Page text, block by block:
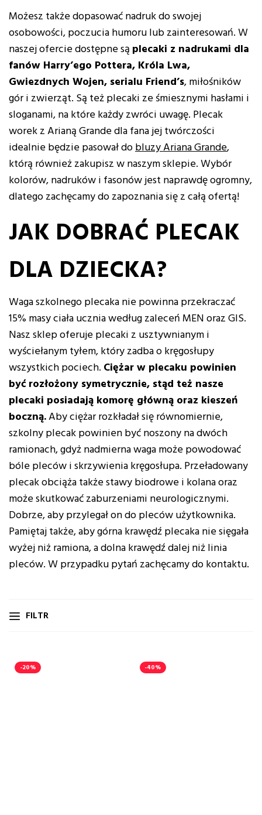
Możesz także dopasować nadruk do swojej
osobowości, poczucia humoru lub zainteresowań. W
naszej ofercie dostępne są plecaki z nadrukami dla
fanów Harry’ego Pottera, Króla Lwa,
Gwiezdnych Wojen, serialu Friend’s, miłośników
gór i zwierząt. Są też plecaki ze śmiesznymi hasłami i
sloganami, na które każdy zwróci uwagę. Plecak
worek z Arianą Grande dla fana jej twórczości
idealnie będzie pasował dobluzy Ariana Grande,
którą również zakupisz w naszym sklepie. Wybór
kolorów, nadruków i fasonów jest naprawdę ogromny,
dlatego zachęcamy do zapoznania się z całą ofertą!
JAK DOBRAĆ PLECAK
DLA DZIECKA?
Waga szkolnego plecaka nie powinna przekraczać
15% masy ciała ucznia według zaleceń MEN oraz GIS.
Nasz sklep oferuje plecaki z usztywnianym i
wyściełanym tyłem, który zadba o kręgosłupy
wszystkich pociech. Ciężar w plecaku powinien
być rozłożony symetrycznie, stąd też nasze
plecaki posiadają komorę główną oraz kieszeń
boczną.Aby ciężar rozkładał się równomiernie,
szkolny plecak powinien być noszony na dwóch
ramionach, gdyż nadmierna waga może powodować
bóle pleców i skrzywienia kręgosłupa. Przeładowany
plecak obciąża także stawy biodrowe i kolana oraz
może skutkować zaburzeniami neurologicznymi.
Dobrze, aby przylegał on do pleców użytkownika.
Pamiętaj także, aby górna krawędź plecaka nie sięgała
wyżej niż ramiona, a dolna krawędź dalej niż linia
pleców. W przypadku pytań zachęcamy do kontaktu.
FILTR
-20% -40%